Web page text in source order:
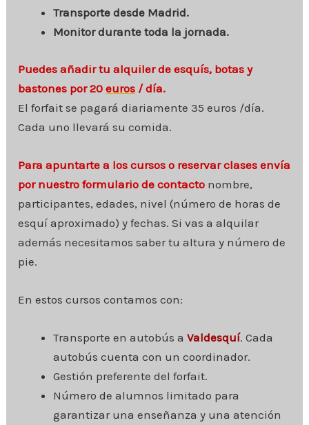
Transporte desde Madrid.
Monitor durante toda la jornada.
Puedes añadir tu alquiler de esquís, botas y
bastones por 20euros / día.
El forfait se pagará diariamente 35 euros /día.
Cada uno llevará su comida.
Para apuntarte a los cursos o reservar clases envía
por nuestro formulario de contacto nombre,
participantes, edades, nivel (número de horas de
esquí aproximado) y fechas. Si vas a alquilar
además necesitamos saber tu altura y número de
pie.
En estos cursos contamos con:
Transporte en autobús aValdesquí. Cada
autobús cuenta con un coordinador.
Gestión preferente del forfait.
Número de alumnos limitado para
garantizar una enseñanza y una atención